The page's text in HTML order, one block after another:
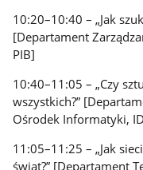
10:20–10:40 – „Jak
[Departament
PIB]
10:40–11:05 – „Czy
wszystkich?”
Ośrodek Informatyki,
11:05–11:25 – „Jak
świat?” [Departament